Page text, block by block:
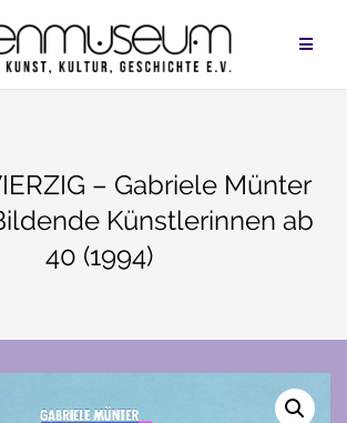
– Gabriele Münter
Künstlerinnen ab
40 (1994)